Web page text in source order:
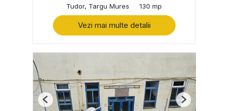
Tudor, Targu Mures
130 mp
Vezi mai multe detalii
Previous Next